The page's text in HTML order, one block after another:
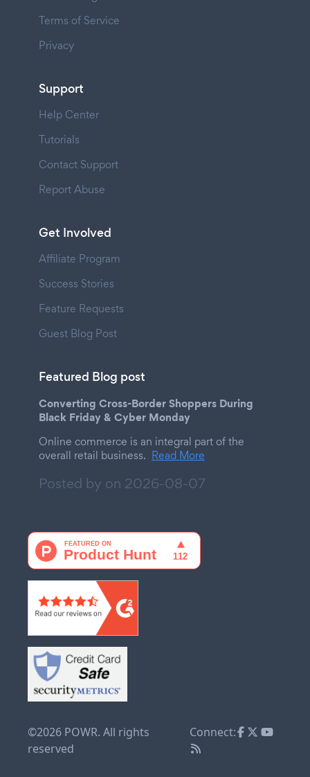
Terms of Service
Privacy
Support
Help Center
Tutorials
Contact Support
Report Abuse
Get Involved
Affiliate Program
Success Stories
Feature Requests
Guest Blog Post
Featured Blog post
Converting Cross-Border Shoppers During
Black Friday & Cyber Monday
Online commerce is an integral part of the
overall retail business. Read More
Posted by on 2026-08-07
©2026 POWR. All rights
reserved
Connect: